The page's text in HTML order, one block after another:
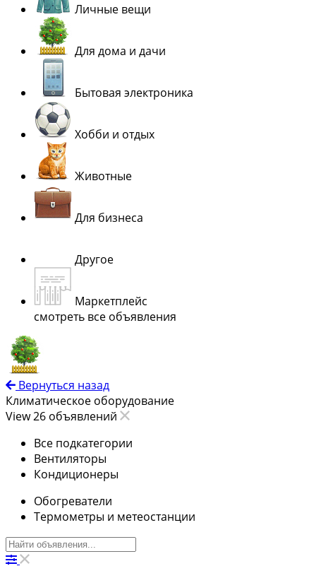
Личные вещи
Для дома и дачи
Бытовая электроника
Хобби и отдых
Животные
Для бизнеса
Другое
Маркетплейс
смотреть все объявления
Вернуться назад
Климатическое оборудование
View 26 объявлений
Все подкатегории
Вентиляторы
Кондиционеры
Обогреватели
Термометры и метеостанции